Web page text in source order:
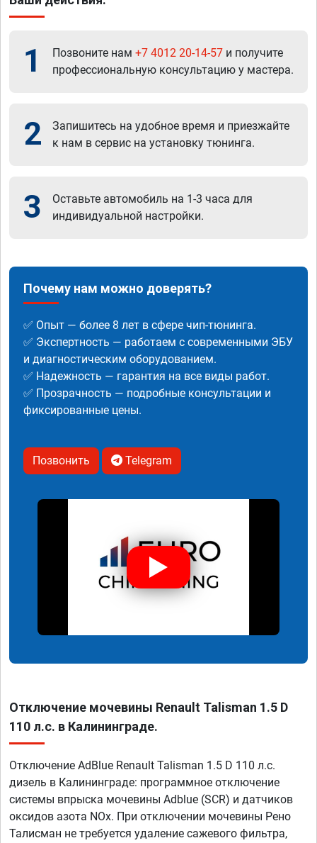
1 Позвоните нам +7 4012 20-14-57 и получите
профессиональную консультацию у мастера.
2
Запишитесь на удобное время и приезжайте
к нам в сервис на установку тюнинга.
3
Оставьте автомобиль на 1-3 часа для
индивидуальной настройки.
Почему нам можно доверять?
✅ Опыт — более 8 лет в сфере чип-тюнинга.
✅ Экспертность — работаем с современными ЭБУ
и диагностическим оборудованием.
✅ Надежность — гарантия на все виды работ.
✅ Прозрачность — подробные консультации и
фиксированные цены.
Позвонить Telegram
Отключение мочевины Renault Talisman 1.5 D
110 л.с. в Калининграде.
Отключение AdBlue Renault Talisman 1.5 D 110 л.с.
дизель в Калининграде: программное отключение
системы впрыска мочевины Adblue (SCR) и датчиков
оксидов азота NOx. При отключении мочевины Рено
Талисман не требуется удаление сажевого фильтра,